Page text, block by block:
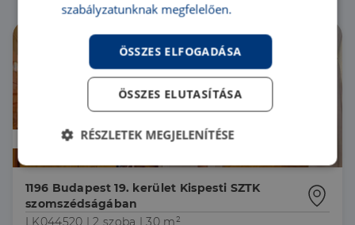
1196 Budapest 19. kerület Kispesti SZTK
szomszédságában
LK044520 |2 szoba | 30 m²
szabályzatunknak megfelelően.
ÖSSZES ELFOGADÁSA
ÖSSZES ELUTASÍTÁSA
RÉSZLETEK MEGJELENÍTÉSE
Elengedhetetlenül
szükséges
Teljesítmény